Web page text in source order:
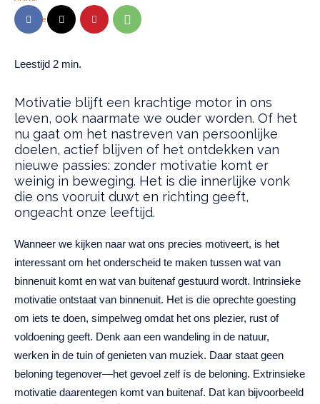
Motivatie blijft een krachtige motor in ons
leven, ook naarmate we ouder worden. Of het
nu gaat om het nastreven van persoonlijke
doelen, actief blijven of het ontdekken van
nieuwe passies: zonder motivatie komt er
weinig in beweging. Het is die innerlijke vonk
die ons vooruit duwt en richting geeft,
ongeacht onze leeftijd.
Wanneer we kijken naar wat ons precies motiveert, is het
interessant om het onderscheid te maken tussen wat van
binnenuit komt en wat van buitenaf gestuurd wordt. Intrinsieke
motivatie ontstaat van binnenuit. Het is die oprechte goesting
om iets te doen, simpelweg omdat het ons plezier, rust of
voldoening geeft. Denk aan een wandeling in de natuur,
werken in de tuin of genieten van muziek. Daar staat geen
beloning tegenover—het gevoel zelf ís de beloning. Extrinsieke
motivatie daarentegen komt van buitenaf. Dat kan bijvoorbeeld